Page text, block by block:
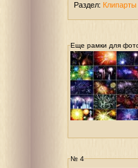
Раздел:
Еще рамки для
№ 4